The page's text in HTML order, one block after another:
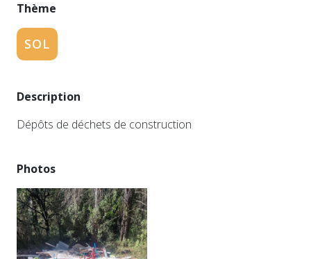
Thème
SOL
Description
Dépôts de déchets de construction
Photos